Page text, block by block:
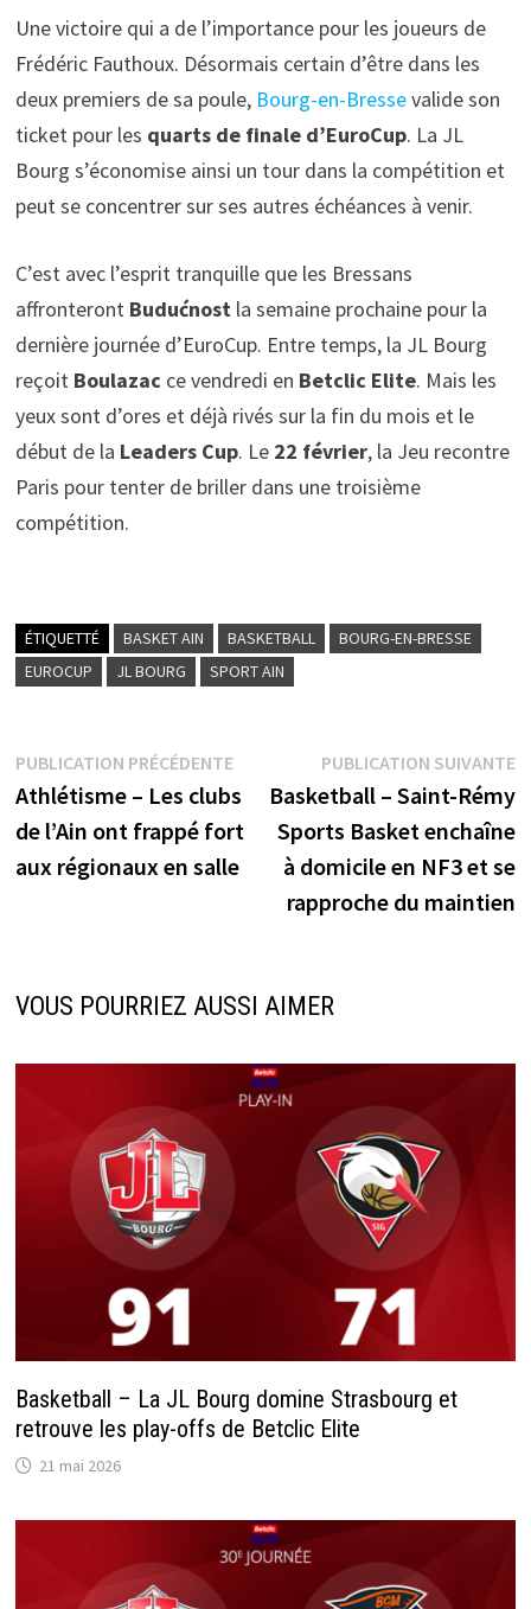
Une victoire qui a de l’importance pour les joueurs de
Frédéric Fauthoux. Désormais certain d’être dans les
deux premiers de sa poule, Bourg-en-Bressevalide son
ticket pour les quarts de finale d’EuroCup. La JL
Bourg s’économise ainsi un tour dans la compétition et
peut se concentrer sur ses autres échéances à venir.
C’est avec l’esprit tranquille que les Bressans
affronteront Budućnost la semaine prochaine pour la
dernière journée d’EuroCup. Entre temps, la JL Bourg
reçoit Boulazac ce vendredi en Betclic Elite. Mais les
yeux sont d’ores et déjà rivés sur la fin du mois et le
début de la Leaders Cup. Le 22 février, la Jeu recontre
Paris pour tenter de briller dans une troisième
compétition.
ÉTIQUETTÉ BASKET AIN BASKETBALL
BOURG-EN-BRESSE
EUROCUP
JL BOURG SPORT AIN
Navigation
de
l’article
PUBLICATION PRÉCÉDENTEPublication
précédente :
Athlétisme – Les clubs
de l’Ain ont frappé fort
aux régionaux en salle
PUBLICATION SUIVANTE
Basketball – Saint-Rémy
Sports Basket enchaîne
à domicile en NF3 et se
rapproche du maintien
VOUS POURRIEZ AUSSI AIMER
Basketball – La JL Bourg domine Strasbourg et
retrouve les play-offs de Betclic Elite
21 mai 2026